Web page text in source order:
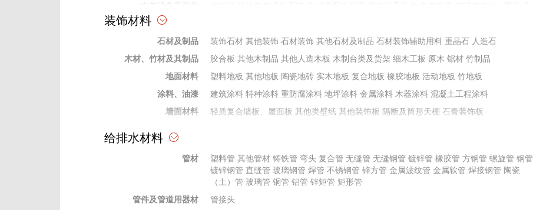
弱电及信息类器材
安防及建筑智能化设备
保险、绝缘材料
绝缘管 绝缘穿墙套管、瓷套管 绝缘布、绝缘带 绝缘板、绝缘箔
其他绝缘材料
电工电气材料
电缆桥架 防火堵料
装饰材料
石材及制品 装饰石材 其他装饰 石材装饰 其他石材及制品 石材装饰辅助用料 重晶石 人造石
木材、竹材及其制品
胶合板 其他木制品 其他人造木板 木制台类及货架 细木工板 原木 锯材 竹制品
地面材料
塑料地板 其他地板 陶瓷地砖 实木地板 复合地板 橡胶地板 活动地板 竹地板
涂料、油漆
建筑涂料 特种涂料 重防腐涂料 地坪涂料 金属涂料 木器涂料 混凝土工程涂料
墙面材料
轻质复合墙板、屋面板 其他类壁纸 其他装饰板 隔断及筒形天棚 石膏装饰板
天棚、吊顶材料
幕墙材料
幕墙五金配件
格栅 网格
石膏粉、腻子
绝热、耐火材料
给排水材料
管材 塑料管 其他管材 铸铁管 弯头 复合管 无缝管 无缝钢管 镀锌管 橡胶管 方钢管 螺旋管 钢管
镀锌钢管 直缝管 玻璃钢管 焊管 不锈钢管 锌方管 金属波纹管 金属软管 焊接钢管 陶瓷
（土）管 玻璃管 铜管 铝管 锌矩管 矩形管
管件及管道用器材
管接头